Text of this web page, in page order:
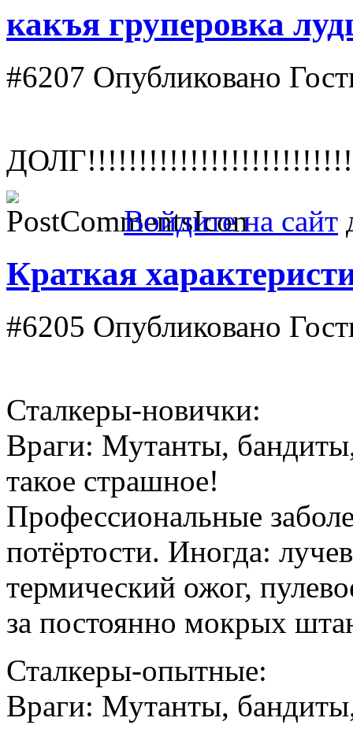
какъя груперовка
#6207 Опубликовано
Войдите на сайт
Краткая
#6205 Опубликовано
Сталкеры-новички:
Враги: Мутанты,
такое страшное!
Профессиональные
потёртости. Иногда:
термический ожог,
за постоянно мокрых
Сталкеры-опытные:
Враги: Мутанты,